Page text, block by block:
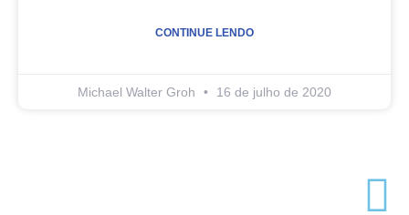
CONTINUE LENDO
Michael Walter Groh 16 de julho de 2020